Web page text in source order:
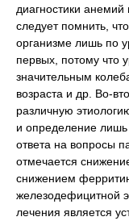
диагностики
следует помнить,
организме лишь по
первых, потому что
значительным
возраста и др. Во-
различную
и определение лишь
ответа на вопросы
отмечается
снижением
железодефицитной
лечения является